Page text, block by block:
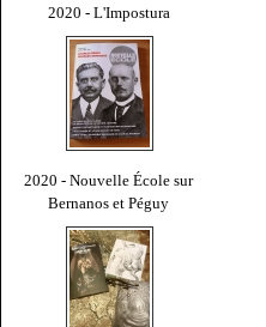
2020 - L'Impostura
2020 - Nouvelle École sur
Bernanos et Péguy